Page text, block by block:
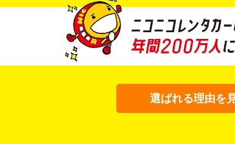
選ばれる理由を